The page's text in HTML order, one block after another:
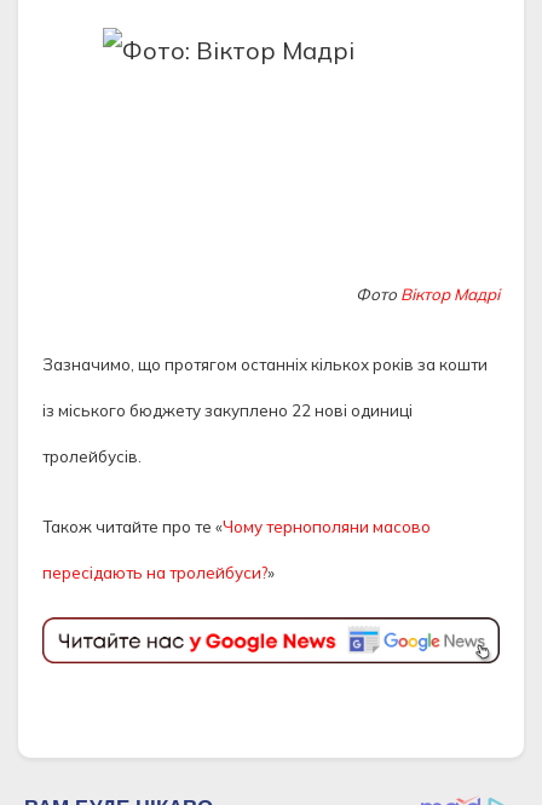
Фото Віктор Мадрі
Зазначимо, що протягом останніх кількох років за кошти
із міського бюджету закуплено 22 нові одиниці
тролейбусів.
Також читайте про те «Чому тернополяни масово
пересідають на тролейбуси?»